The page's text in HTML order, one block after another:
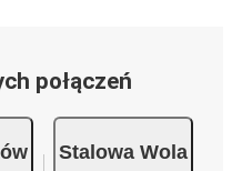
Kraków - Stalowa
Wola jest łatwa i
połączeń
Stalowa Wola